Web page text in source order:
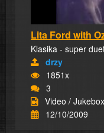
Klasika - super
drzy
1851x
3
Video / Jukebox
12/10/2009